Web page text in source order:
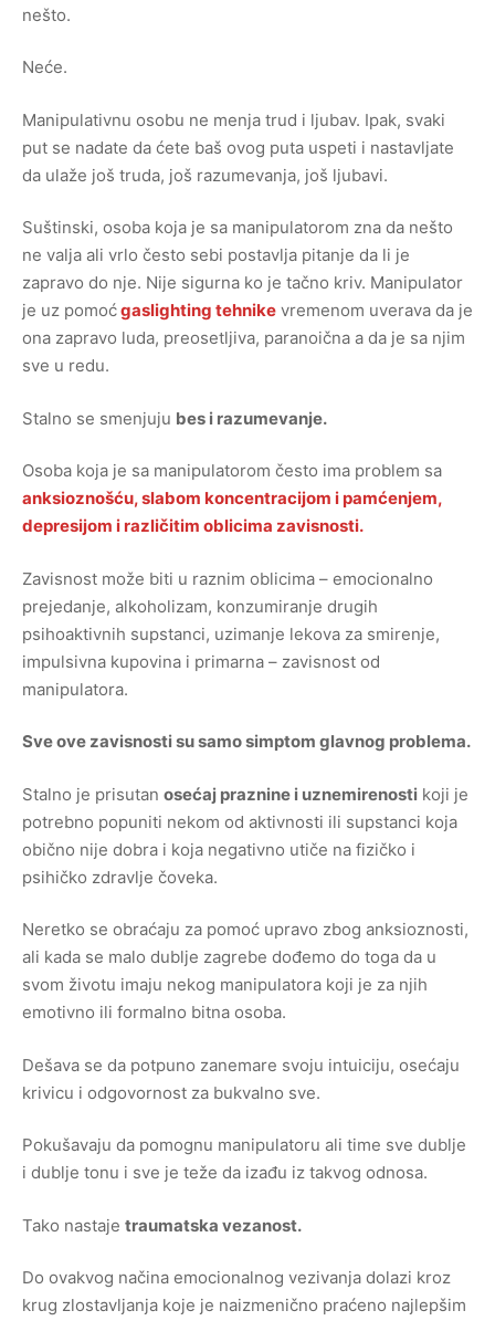
nešto.
Neće.
Manipulativnu osobu ne menja trud i ljubav. Ipak, svaki
put se nadate da ćete baš ovog puta uspeti i nastavljate
da ulaže još truda, još razumevanja, još ljubavi.
Suštinski, osoba koja je sa manipulatorom zna da nešto
ne valja ali vrlo često sebi postavlja pitanje da li je
zapravo do nje. Nije sigurna ko je tačno kriv. Manipulator
je uz pomoćgaslighting tehnike vremenom uverava da je
ona zapravo luda, preosetljiva, paranoična a da je sa njim
sve u redu.
Stalno se smenjuju bes i razumevanje.
Osoba koja je sa manipulatorom često ima problem sa
anksioznošću, slabom koncentracijom i pamćenjem,
depresijom i različitim oblicima zavisnosti.
Zavisnost može biti u raznim oblicima – emocionalno
prejedanje, alkoholizam, konzumiranje drugih
psihoaktivnih supstanci, uzimanje lekova za smirenje,
impulsivna kupovina i primarna – zavisnost od
manipulatora.
Sve ove zavisnosti su samo simptom glavnog problema.
Stalno je prisutan osećaj praznine i uznemirenosti koji je
potrebno popuniti nekom od aktivnosti ili supstanci koja
obično nije dobra i koja negativno utiče na fizičko i
psihičko zdravlje čoveka.
Neretko se obraćaju za pomoć upravo zbog anksioznosti,
ali kada se malo dublje zagrebe dođemo do toga da u
svom životu imaju nekog manipulatora koji je za njih
emotivno ili formalno bitna osoba.
Dešava se da potpuno zanemare svoju intuiciju, osećaju
krivicu i odgovornost za bukvalno sve.
Pokušavaju da pomognu manipulatoru ali time sve dublje
i dublje tonu i sve je teže da izađu iz takvog odnosa.
Tako nastaje traumatska vezanost.
Do ovakvog načina emocionalnog vezivanja dolazi kroz
krug zlostavljanja koje je naizmenično praćeno najlepšim